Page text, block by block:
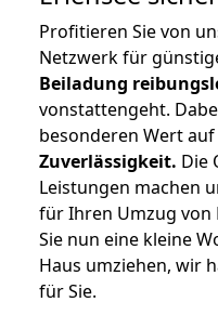
Profitieren Sie von
Netzwerk für
Beiladung
vonstattengeht.
besonderen Wert auf
Zuverlässigkeit. Die
Leistungen machen
für Ihren Umzug von
Sie nun eine kleine
Haus umziehen, wir
für Sie.